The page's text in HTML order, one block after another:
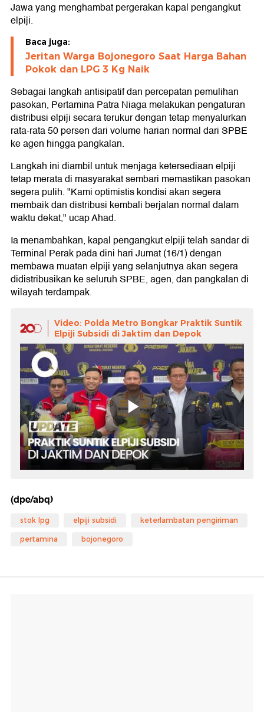
Jawa yang menghambat pergerakan kapal pengangkut
elpiji.
Baca juga:
Jeritan Warga Bojonegoro Saat Harga Bahan
Pokok dan LPG 3 Kg Naik
Sebagai langkah antisipatif dan percepatan pemulihan
pasokan, Pertamina Patra Niaga melakukan pengaturan
distribusi elpiji secara terukur dengan tetap menyalurkan
rata-rata 50 persen dari volume harian normal dari SPBE
ke agen hingga pangkalan.
Langkah ini diambil untuk menjaga ketersediaan elpiji
tetap merata di masyarakat sembari memastikan pasokan
segera pulih. "Kami optimistis kondisi akan segera
membaik dan distribusi kembali berjalan normal dalam
waktu dekat," ucap Ahad.
Ia menambahkan, kapal pengangkut elpiji telah sandar di
Terminal Perak pada dini hari Jumat (16/1) dengan
membawa muatan elpiji yang selanjutnya akan segera
didistribusikan ke seluruh SPBE, agen, dan pangkalan di
wilayah terdampak.
Video: Polda Metro Bongkar Praktik Suntik
Elpiji Subsidi di Jaktim dan Depok
(dpe/abq)
stok lpg elpiji subsidi keterlambatan pengiriman
pertamina bojonegoro